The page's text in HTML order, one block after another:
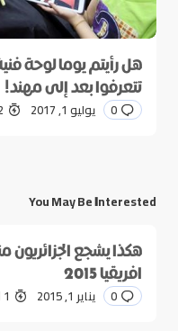
هل رأيتم يوما لوحة
تتعرفوا بعد إلى مهند!
0 يوليو 1, 2017
You May Be Interested
هكذا يشجع
افريقيا 2015
0 يناير 1, 2015 1 min read